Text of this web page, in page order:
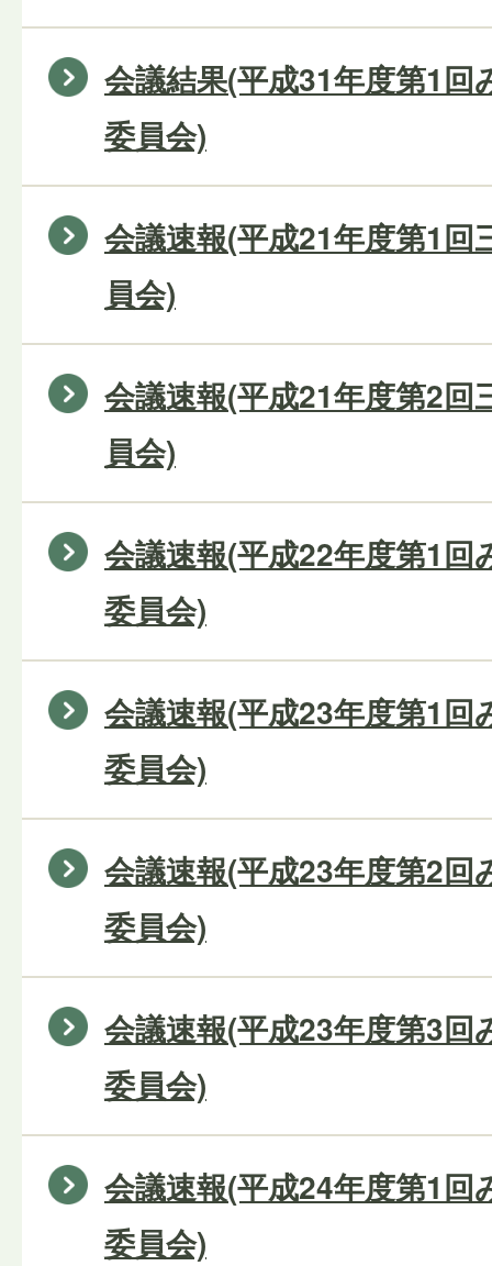
会議結果(平成31年度第1回
委員会)
会議速報(平成21年度第1回
員会)
会議速報(平成21年度第2回
員会)
会議速報(平成22年度第1回
委員会)
会議速報(平成23年度第1回
委員会)
会議速報(平成23年度第2回
委員会)
会議速報(平成23年度第3回
委員会)
会議速報(平成24年度第1回
委員会)